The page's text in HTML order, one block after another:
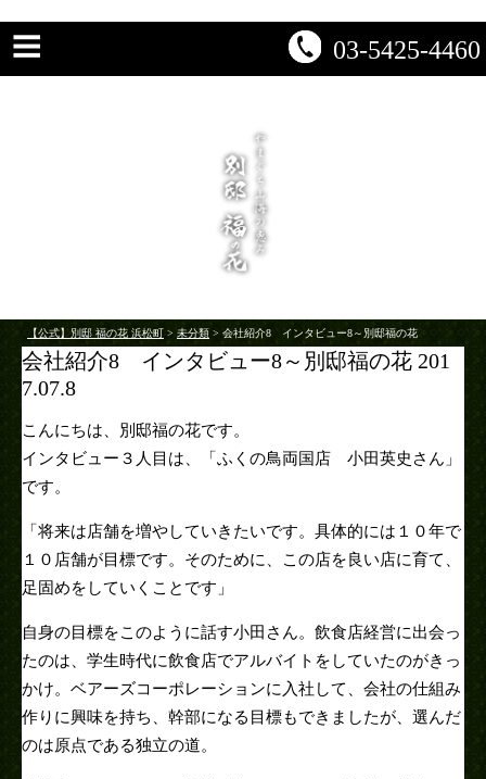
03-5425-4460
【公式】別邸 福の花 浜松町 > 未分類 > 会社紹介8 インタビュー8～別邸福の花
会社紹介8 インタビュー8～別邸福の花 201
7.07.8
こんにちは、別邸福の花です。
インタビュー３人目は、「ふくの鳥両国店 小田英史さん」
です。
「将来は店舗を増やしていきたいです。具体的には１０年で
１０店舗が目標です。そのために、この店を良い店に育て、
足固めをしていくことです」
自身の目標をこのように話す小田さん。飲食店経営に出会っ
たのは、学生時代に飲食店でアルバイトをしていたのがきっ
かけ。ベアーズコーポレーションに入社して、会社の仕組み
作りに興味を持ち、幹部になる目標もできましたが、選んだ
のは原点である独立の道。